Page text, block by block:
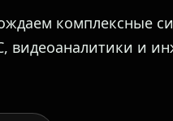
комплексные
видеоаналитики и